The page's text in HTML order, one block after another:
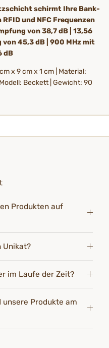
schirmt Ihre Bank-
und NFC Frequenzen
von 38,7 dB | 13,56
45,3 dB | 900 MHz mit
dB
x 9 cm x 1 cm | Material:
Beckett | Gewicht: 90
Produkten auf
Unikat?
im Laufe der Zeit?
Produkte am